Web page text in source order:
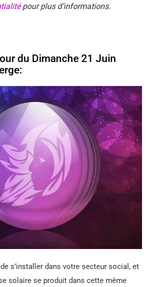
pour plus d’informations.
du Dimanche 21 Juin
s’installer dans votre secteur social, et
solaire se produit dans cette même